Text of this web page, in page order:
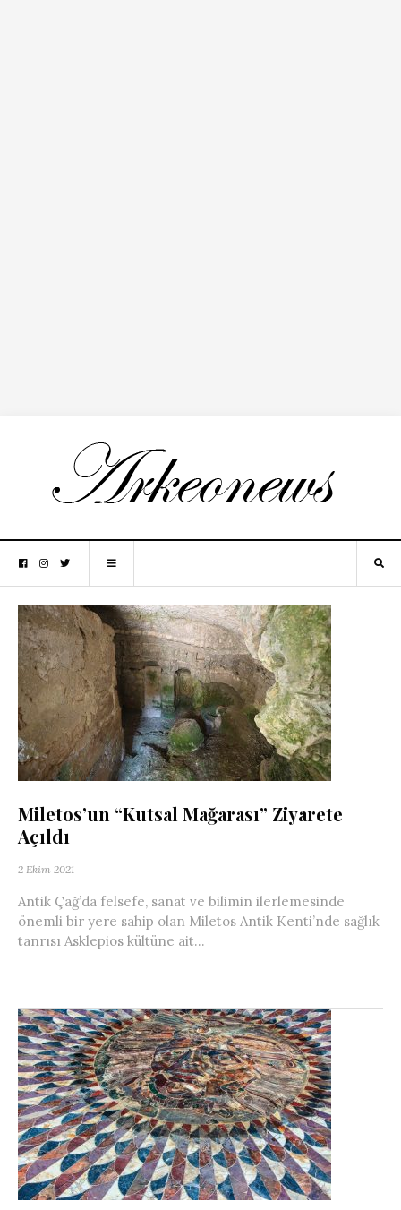
Miletos’un “Kutsal Mağarası” Ziyarete
Açıldı
2 Ekim 2021
Antik Çağ’da felsefe, sanat ve bilimin ilerlemesinde
önemli bir yere sahip olan Miletos Antik Kenti’nde sağlık
tanrısı Asklepios kültüne ait...